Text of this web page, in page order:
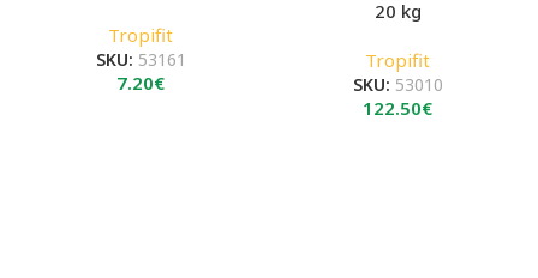
Tropifit
SKU: 53161
7.20€
20 kg
Tropifit
SKU: 53010
122.50€